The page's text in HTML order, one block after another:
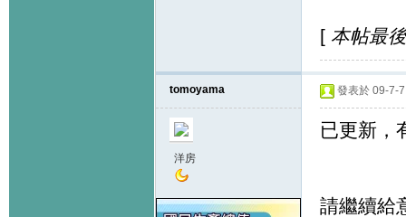
[ 本帖最
tomoyama
洋房
發表於 09-7-
已更新，
請繼續給